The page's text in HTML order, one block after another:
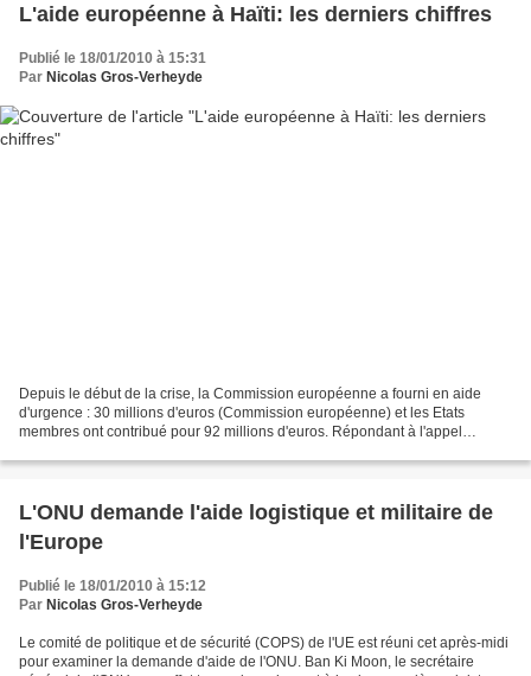
L'aide européenne à Haïti: les derniers chiffres
Publié le 18/01/2010 à 15:31
Par Nicolas Gros-Verheyde
Depuis le début de la crise, la Commission européenne a fourni en aide
d'urgence : 30 millions d'euros (Commission européenne) et les Etats
membres ont contribué pour 92 millions d'euros. Répondant à l'appel
L'ONU demande l'aide logistique et militaire de
l'Europe
Publié le 18/01/2010 à 15:12
Par Nicolas Gros-Verheyde
Le comité de politique et de sécurité (COPS) de l'UE est réuni cet après-midi
pour examiner la demande d'aide de l'ONU. Ban Ki Moon, le secrétaire